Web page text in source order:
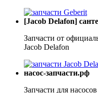
[Jacob Delafon]
Запчасти от
Jacob Delafon
насос-запчасти.рф
Запчасти для